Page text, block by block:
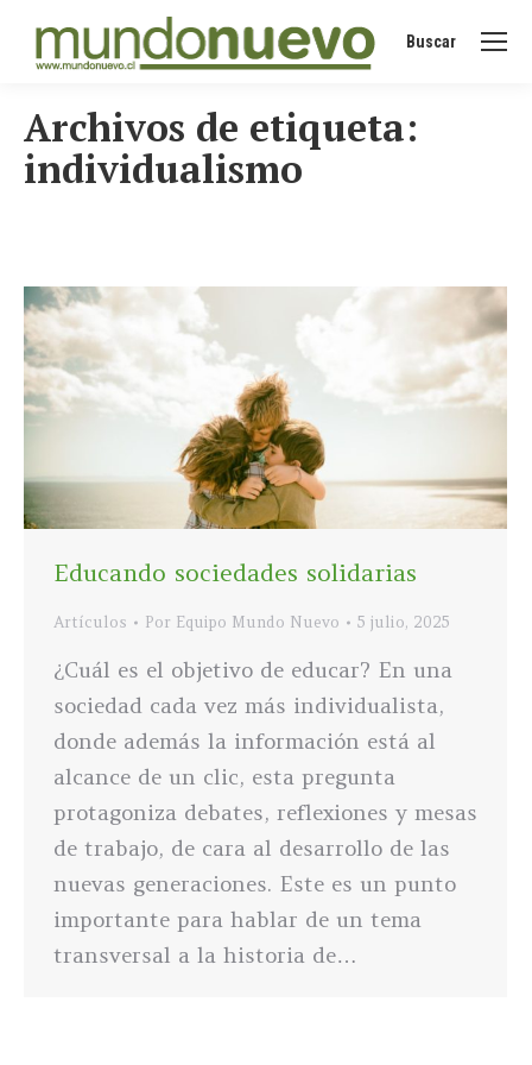
Buscar:
Buscar
Archivos de etiqueta:
individualismo
Educando sociedades solidarias
Artículos Por Equipo Mundo Nuevo 5 julio, 2025
¿Cuál es el objetivo de educar? En una
sociedad cada vez más individualista,
donde además la información está al
alcance de un clic, esta pregunta
protagoniza debates, reflexiones y mesas
de trabajo, de cara al desarrollo de las
nuevas generaciones. Este es un punto
importante para hablar de un tema
transversal a la historia de…